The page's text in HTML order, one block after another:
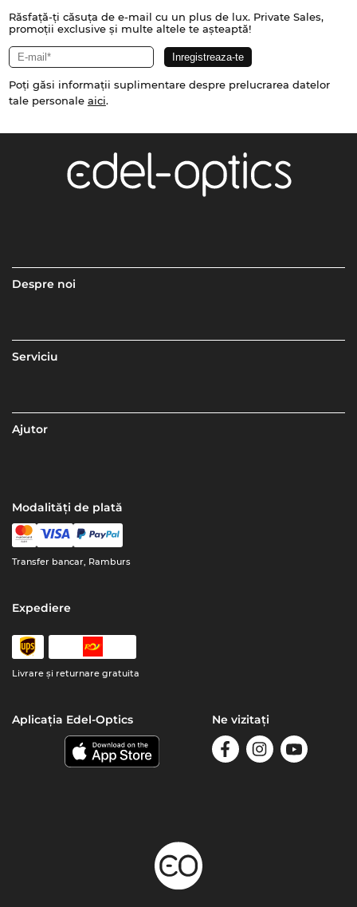
Răsfață-ți căsuța de e-mail cu un plus de lux. Private Sales,
promoții exclusive și multe altele te așteaptă!
Poți găsi informații suplimentare despre prelucrarea datelor
tale personale aici.
Despre noi
Serviciu
Ajutor
Modalități de plată
Transfer bancar, Ramburs
Expediere
Livrare şi returnare gratuita
Aplicația Edel-Optics Ne vizitați